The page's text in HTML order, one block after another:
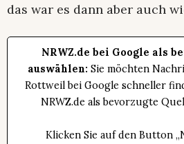
das war es dann aber auch
NRWZ.de bei Google als
auswählen: Sie möchten
Rottweil bei Google schneller
NRWZ.de als bevorzugte
Klicken Sie auf den Button